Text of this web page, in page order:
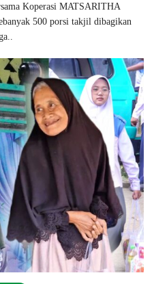
Koperasi MATSARITHA
500 porsi takjil dibagikan